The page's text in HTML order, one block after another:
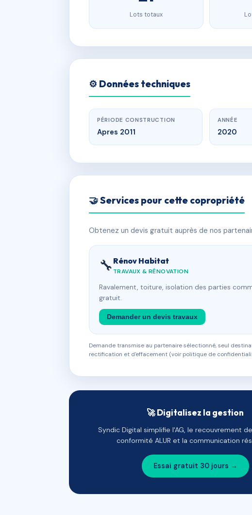
Lots totaux
⚙️ Données techniques
PÉRIODE CONSTRUCTION
Apres 2011
ANNÉE
2020
🤝 Services pour cette copropriété
Obtenez un devis gratuit auprès de nos
🔧 Rénov Habitat
TRAVAUX & RÉNOVATION
Ravalement, toiture, isolation des parties
gratuit.
Demander un devis travaux
Demande transmise au partenaire sélectionné, seul
rectification et d'effacement (voir politique de
🚀 Digitalisez la gestion
Syndic Digital simplifie l'AG, le recouvrement
conformité ALUR et la communication
Essai gratuit 30 jours →